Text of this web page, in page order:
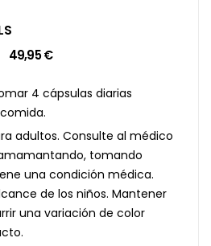
49,95 €
4 cápsulas diarias
adultos. Consulte al médico
tomando
una condición médica.
de los niños. Mantener
una variación de color